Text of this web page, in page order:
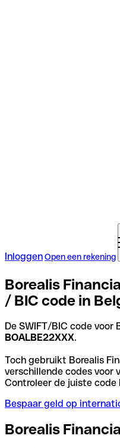
InloggenOpen een rekening
Borealis
/ BIC code in
De SWIFT/BIC code voor
BOALBE22XXX.
Toch gebruikt Borealis
verschillende codes voor
Controleer de juiste
Bespaar geld op
Borealis